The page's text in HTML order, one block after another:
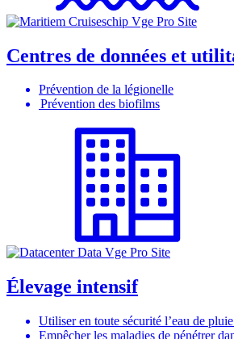
Centres de données et
Prévention de la légionelle
Prévention des biofilms
Élevage intensif
Utiliser en toute sécurité l’eau de
Empêcher les maladies de pénétrer